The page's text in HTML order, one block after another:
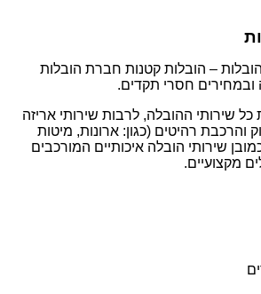
– הובלות קטנות חברת הובלות
ובמחירים חסרי תקדים.
כל שירותי ההובלה, לרבות שירותי אריזה
והרכבת רהיטים (כגון: ארונות, מיטות
שירותי הובלה איכותיים המורכבים
מקצועיים.